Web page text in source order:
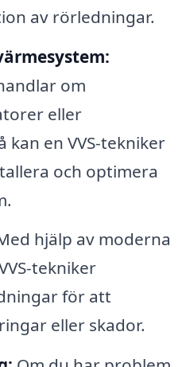
av rörledningar.
om
eller
kan en VVS-tekniker
och optimera
hjälp av moderna
tekniker
för att
eller skador.